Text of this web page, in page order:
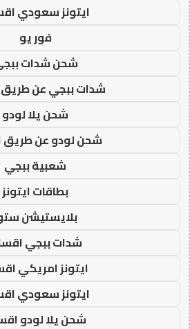
ايتونز سعودي
فور يو
شحن شدات
شدات ببجي عن طريق
شحن يلا لودو
شحن لودو عن طريق
شعبية ببجي
بطاقات ايتونز
بلايستيشن
شدات ببجي
ايتونز امريكي
ايتونز سعودي
شحن يلا لودو